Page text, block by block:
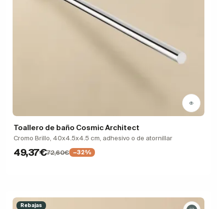
Toallero de baño Cosmic Architect
Cromo Brillo, 40x4.5x4.5 cm, adhesivo o de atornillar
49,37€72,60€ −32%
Rebajas